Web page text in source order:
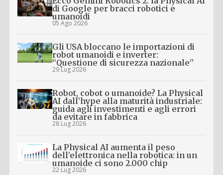
di Google per bracci robotici e
umanoidi
05 Ago 2026
Gli USA bloccano le importazioni di
robot umanoidi e inverter:
“Questione di sicurezza nazionale”
29 Lug 2026
Robot, cobot o umanoide? La Physical
AI dall’hype alla maturità industriale:
guida agli investimenti e agli errori
da evitare in fabbrica
28 Lug 2026
La Physical AI aumenta il peso
dell’elettronica nella robotica: in un
umanoide ci sono 2.000 chip
22 Lug 2026